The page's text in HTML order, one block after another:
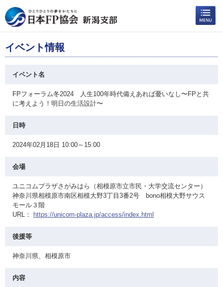
イベント情報
イベント名
FPフォーラム冬2024 人生100年時代備えあれば憂いなし〜FPと共
に考えよう！明日の生活設計〜
日時
2024年02月18日 10:00～15:00
会場
ユニコムプラザさがみはら（相模原市立市民・大学交流センター）
神奈川県相模原市南区相模大野3丁目3番2号 bono相模大野サウス
モール３階
URL：
https://unicom-plaza.jp/access/index.html
後援等
神奈川県、相模原市
内容